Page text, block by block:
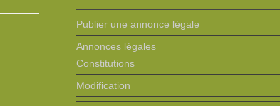
Publier une annonce légale
Annonces légales
Constitutions
Modification